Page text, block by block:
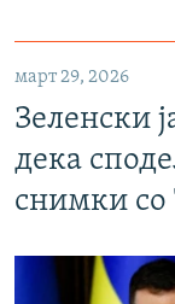
март 29, 2026
Зеленски
дека
снимки со